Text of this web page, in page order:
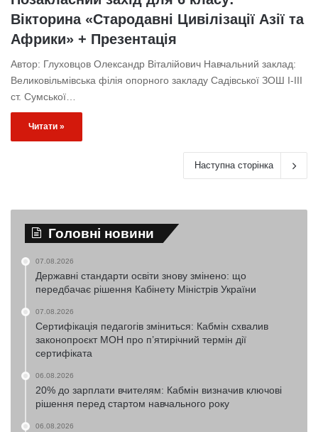
Вікторина «Стародавні Цивілізації Азії та
Африки» + Презентація
Автор: Глуховцов Олександр Віталійович Навчальний заклад:
Великовільмівська філія опорного закладу Садівської ЗОШ І-ІІІ
ст. Сумської…
Читати »
Наступна сторінка
Головні новини
07.08.2026
Державні стандарти освіти знову змінено: що
передбачає рішення Кабінету Міністрів України
07.08.2026
Сертифікація педагогів зміниться: Кабмін схвалив
законопроєкт МОН про п’ятирічний термін дії
сертифіката
06.08.2026
20% до зарплати вчителям: Кабмін визначив ключові
рішення перед стартом навчального року
06.08.2026